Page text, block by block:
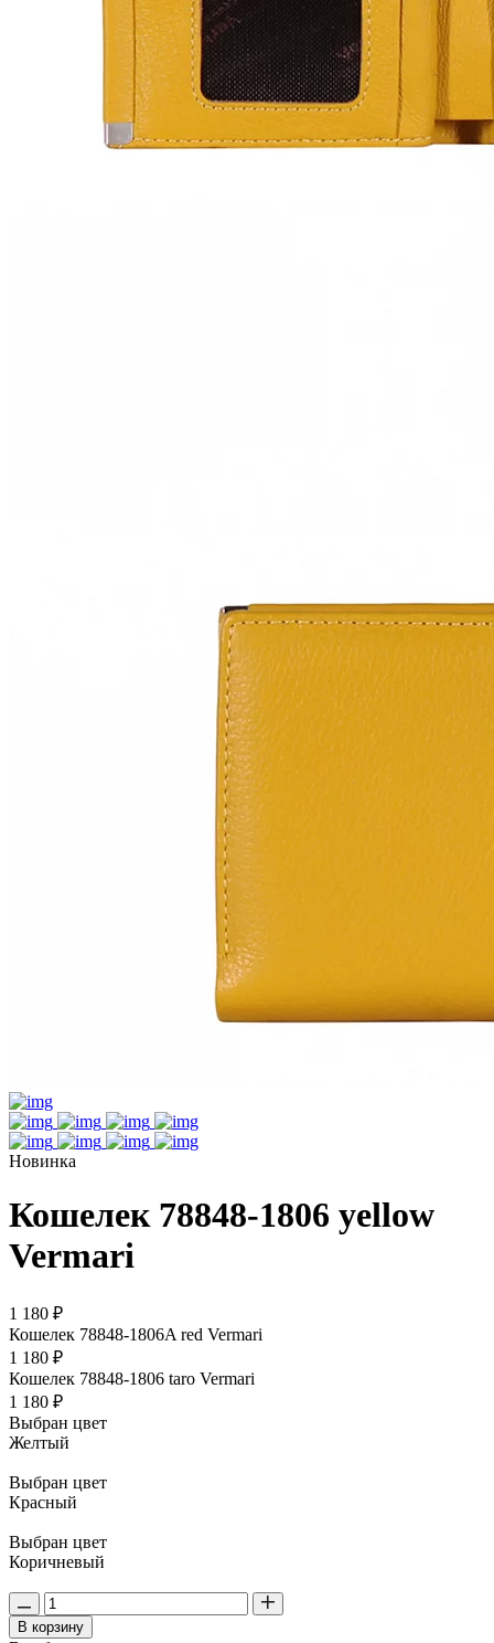
Новинка
Кошелек 78848-1806 yellow
Vermari
1 180 ₽
Кошелек 78848-1806A red Vermari
1 180 ₽
Кошелек 78848-1806 taro Vermari
1 180 ₽
Выбран цвет
Желтый
Выбран цвет
Красный
Выбран цвет
Коричневый
В корзину